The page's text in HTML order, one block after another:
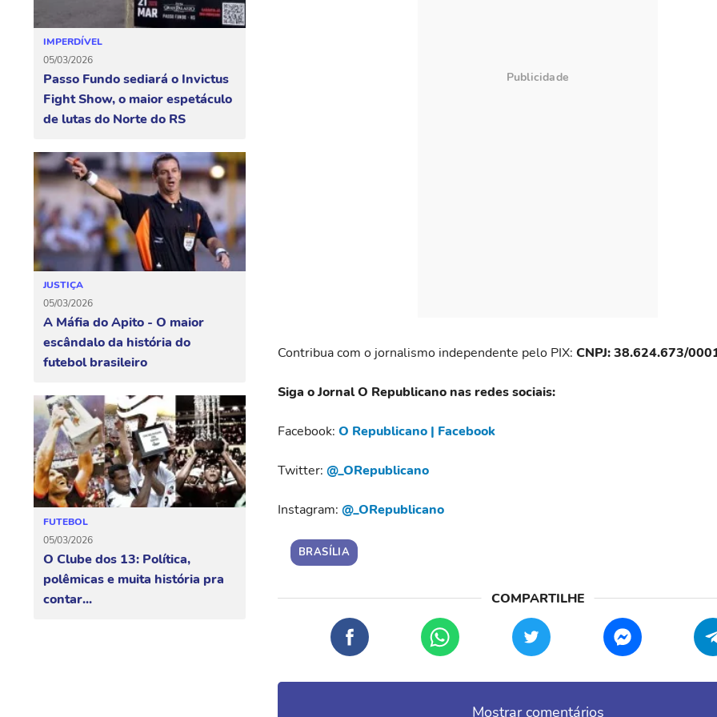
IMPERDÍVEL
05/03/2026
Passo Fundo sediará o Invictus
Fight Show, o maior espetáculo
de lutas do Norte do RS
JUSTIÇA
05/03/2026
A Máfia do Apito - O maior
escândalo da história do
futebol brasileiro
FUTEBOL
05/03/2026
O Clube dos 13: Política,
polêmicas e muita história pra
contar...
Contribua com o jornalismo independente pelo PIX: CNPJ: 38.624.673/
Siga o Jornal O Republicano nas redes sociais:
Facebook: O Republicano | Facebook
Twitter: @_ORepublicano
Instagram: @_ORepublicano
BRASÍLIA
Mostrar comentários